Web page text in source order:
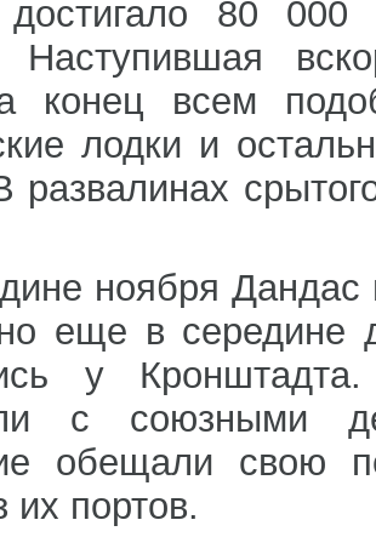
достигало 80
Наступившая
конец всем
лодки и
развалинах
ноября
еще в середине
у
с союзными
обещали свою
их портов.